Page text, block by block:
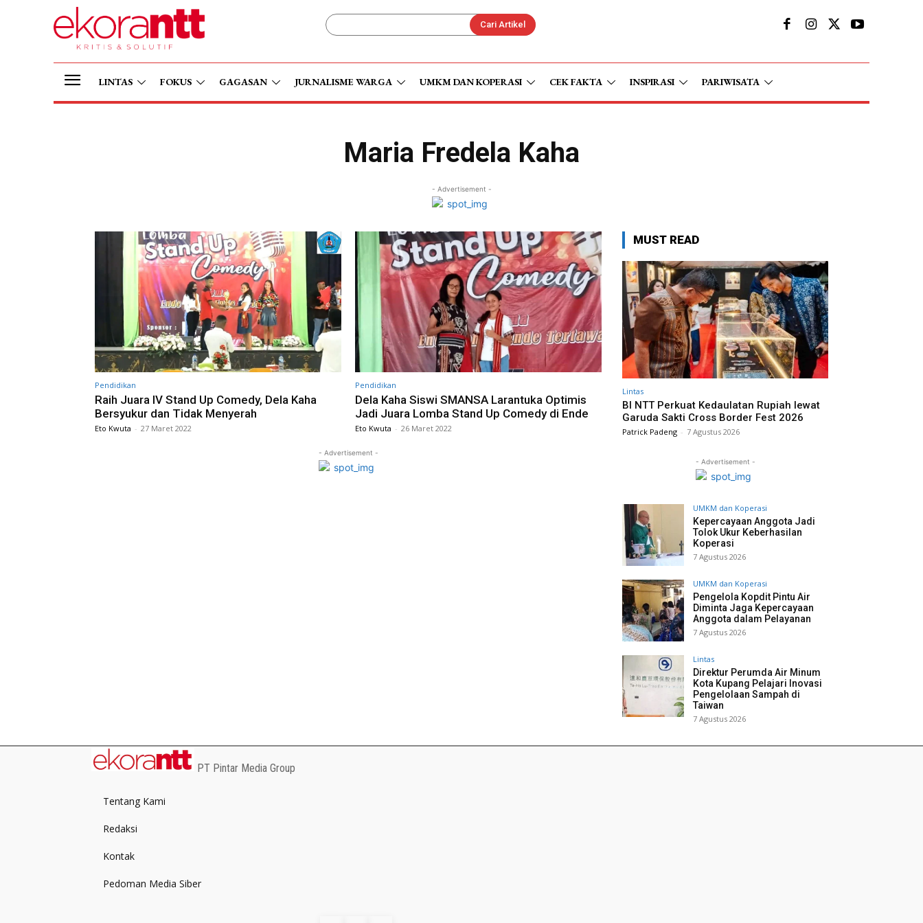
Cari Artikel
LINTAS FOKUS GAGASAN JURNALISME WARGA UMKM DAN KOPERASI CEK FAKTA INSPIRASI PARIWISATA
Maria Fredela Kaha
- Advertisement -
Pendidikan
Raih Juara IV Stand Up Comedy, Dela Kaha
Bersyukur dan Tidak Menyerah
Eto Kwuta - 27 Maret 2022
Pendidikan
Dela Kaha Siswi SMANSA Larantuka Optimis
Jadi Juara Lomba Stand Up Comedy di Ende
Eto Kwuta - 26 Maret 2022
- Advertisement -
MUST READ
Lintas
BI NTT Perkuat Kedaulatan Rupiah lewat
Garuda Sakti Cross Border Fest 2026
Patrick Padeng - 7 Agustus 2026
- Advertisement -
UMKM dan Koperasi
Kepercayaan Anggota Jadi
Tolok Ukur Keberhasilan
Koperasi
7 Agustus 2026
UMKM dan Koperasi
Pengelola Kopdit Pintu Air
Diminta Jaga Kepercayaan
Anggota dalam Pelayanan
7 Agustus 2026
Lintas
Direktur Perumda Air Minum
Kota Kupang Pelajari Inovasi
Pengelolaan Sampah di
Taiwan
7 Agustus 2026
PT Pintar Media Group
Tentang Kami
Redaksi
Kontak
Pedoman Media Siber